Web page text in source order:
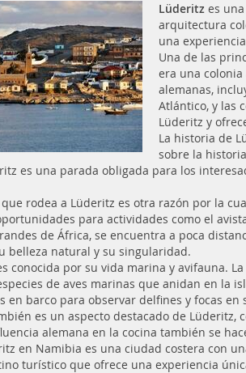
Lüderitz es
arquitectura
una
Una de las
era una
alemanas,
Atlántico, y las
Lüderitz y
La historia de
sobre la
es una parada obligada para los
rodea a Lüderitz es otra razón por la
para actividades como el
de África, se encuentra a poca
belleza natural y su singularidad.
conocida por su vida marina y avifauna.
de aves marinas que anidan en la
en barco para observar delfines y focas en
es un aspecto destacado de
alemana en la cocina también se
en Namibia es una ciudad costera con
turístico que ofrece una experiencia